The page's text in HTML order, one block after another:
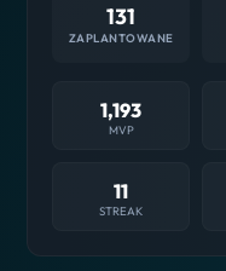
131
ZAPLANTOWANE
1,193
MVP
11
STREAK